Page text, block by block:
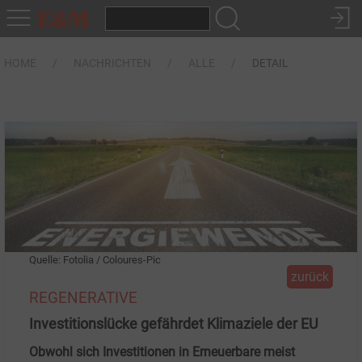
DETAIL
Quelle: Fotolia / Coloures-Pic
zurück
REGENERATIVE
Investitionslücke gefährdet Klimaziele der EU
Obwohl sich Investitionen in Erneuerbare meist